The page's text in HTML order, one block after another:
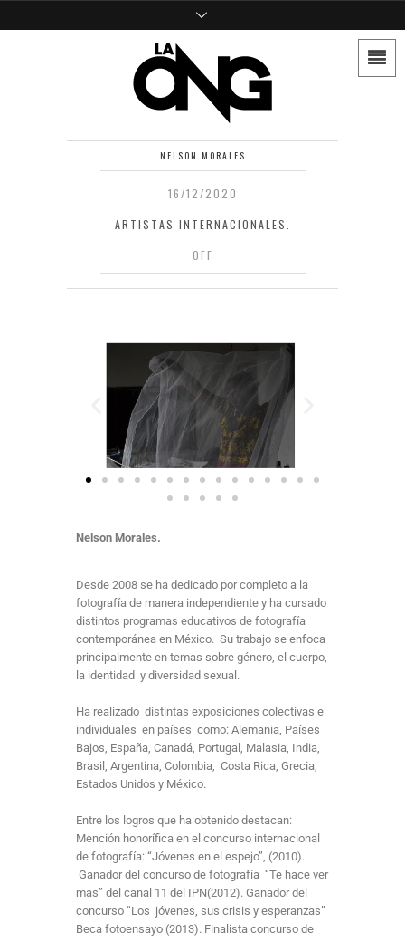
NELSON MORALES
16/12/2020
ARTISTAS INTERNACIONALES.
OFF
Nelson Morales.
Desde 2008 se ha dedicado por completo a la
fotografía de manera independiente y ha cursado
distintos programas educativos de fotografía
contemporánea en México. Su trabajo se enfoca
principalmente en temas sobre género, el cuerpo,
la identidad y diversidad sexual.
Ha realizado distintas exposiciones colectivas e
individuales en países como: Alemania, Países
Bajos, España, Canadá, Portugal, Malasia, India,
Brasil, Argentina, Colombia, Costa Rica, Grecia,
Estados Unidos y México.
Entre los logros que ha obtenido destacan:
Mención honorífica en el concurso internacional
de fotografía: “Jóvenes en el espejo”, (2010).
Ganador del concurso de fotografía “Te hace ver
mas” del canal 11 del IPN(2012). Ganador del
concurso “Los jóvenes, sus crisis y esperanzas”
Beca fotoensayo (2013). Finalista concurso de